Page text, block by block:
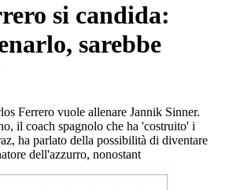
si candida:
sarebbe
Ferrero vuole allenare Jannik Sinner.
il coach spagnolo che ha 'costruito' i
ha parlato della possibilità di diventare
dell'azzurro, nonostant